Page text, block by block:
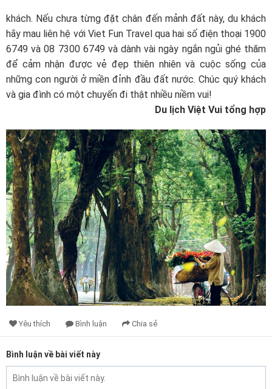
khách. Nếu chưa từng đặt chân đến mảnh đất này, du khách
hãy mau liên hệ với Viet Fun Travel qua hai số điện thoại 1900
6749 và08 7300 6749 và dành vài ngày ngắn ngủi ghé thăm
để cảm nhận được vẻ đẹp thiên nhiên và cuộc sống của
những con người ở miền đỉnh đầu đất nước. Chúc quý khách
và gia đình có một chuyến đi thật nhiều niềm vui!
Du lịch Việt Vui tổng hợp
Yêu thích Bình luận Chia sẻ
Bình luận về bài viết này